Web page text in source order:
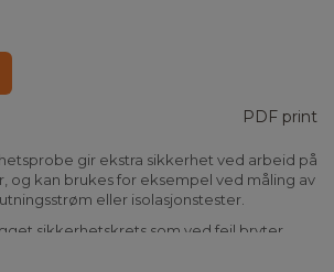
PDF print
gir ekstra sikkerhet ved arbeid på
og kan brukes for eksempel ved måling av
eller isolasjonstester.
sikkerhetskrets som ved feil bryter
og solcelleinstallasjon.